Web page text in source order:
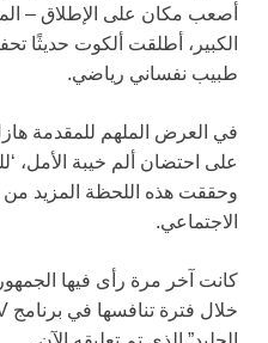
أصعب مكان على الإطلاق –
الكبير، أطلقت ألكوت حديثًا
طبيب نفساني رياضي.
في العرض الملهم للمقدمة
على احتضان ألم خيبة الأمل،
وحققت هذه اللحظة المزيد من
الاجتماعي.
كانت آخر مرة رأى فيها